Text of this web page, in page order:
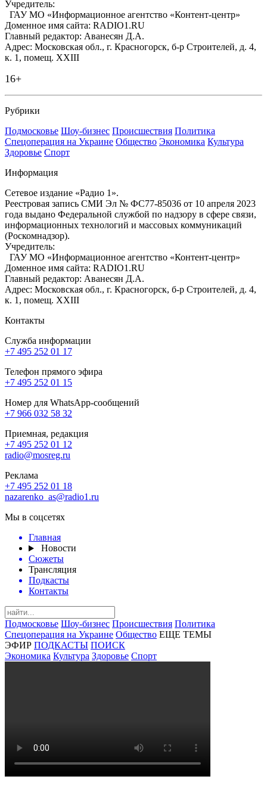
Учредитель:
ГАУ МО «Информационное агентство «Контент-центр»
Доменное имя сайта: RADIO1.RU
Главный редактор: Аванесян Д.А.
Адрес: Московская обл., г. Красногорск, б-р Строителей, д. 4,
к. 1, помещ. XXIII
16+
Рубрики
Подмосковье Шоу-бизнес Происшествия Политика
Спецоперация на Украине Общество Экономика Культура
Здоровье Спорт
Информация
Сетевое издание «Радио 1».
Реестровая запись СМИ Эл № ФС77-85036 от 10 апреля 2023
года выдано Федеральной службой по надзору в сфере связи,
информационных технологий и массовых коммуникаций
(Роскомнадзор).
Учредитель:
ГАУ МО «Информационное агентство «Контент-центр»
Доменное имя сайта: RADIO1.RU
Главный редактор: Аванесян Д.А.
Адрес: Московская обл., г. Красногорск, б-р Строителей, д. 4,
к. 1, помещ. XXIII
Контакты
Служба информации
+7 495 252 01 17
Телефон прямого эфира
+7 495 252 01 15
Номер для WhatsApp-сообщений
+7 966 032 58 32
Приемная, редакция
+7 495 252 01 12
radio@mosreg.ru
Реклама
+7 495 252 01 18
nazarenko_as@radio1.ru
Мы в соцсетях
Главная
Новости
Сюжеты
Трансляция
Подкасты
Контакты
Подмосковье Шоу-бизнес Происшествия Политика
Спецоперация на Украине Общество ЕЩЕ ТЕМЫ
ЭФИР ПОДКАСТЫ ПОИСК
Экономика Культура Здоровье Спорт